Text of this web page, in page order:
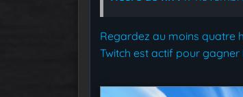
Regardez au moins quatre
Twitch est actif pour